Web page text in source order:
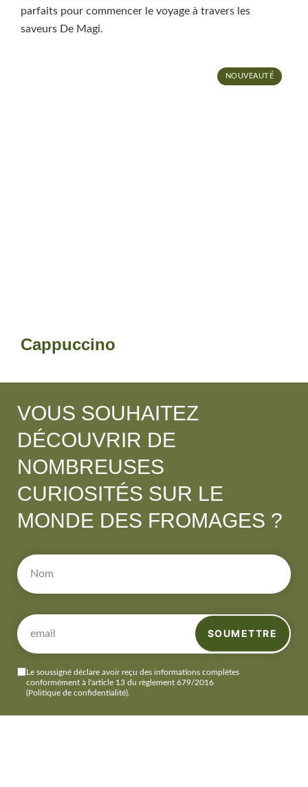
parfaits pour commencer le voyage à travers les
saveurs De Magi.
NOUVEAUTÉ
Cappuccino
VOUS SOUHAITEZ
DÉCOUVRIR DE
NOMBREUSES
CURIOSITÉS SUR LE
MONDE DES FROMAGES ?
Le soussigné déclare avoir reçu des informations complètes
conformément à l'article 13 du règlement 679/2016
(Politique de confidentialité)
SOUMETTRE